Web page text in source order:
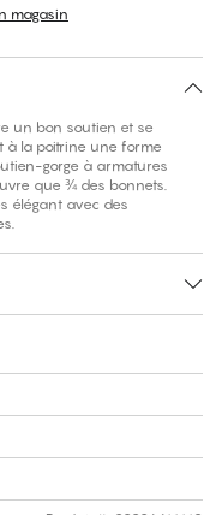
magasin
un bon soutien et se
à la poitrine une forme
gorge à armatures
que ¾ des bonnets.
élégant avec des